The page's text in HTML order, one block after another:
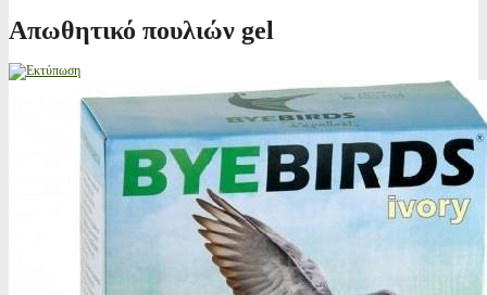
Απωθητικό πουλιών gel